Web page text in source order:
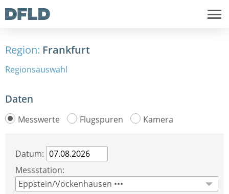
Region: Frankfurt
Regionsauswahl
Daten
Messwerte Flugspuren Kamera
Datum:
Messstation: